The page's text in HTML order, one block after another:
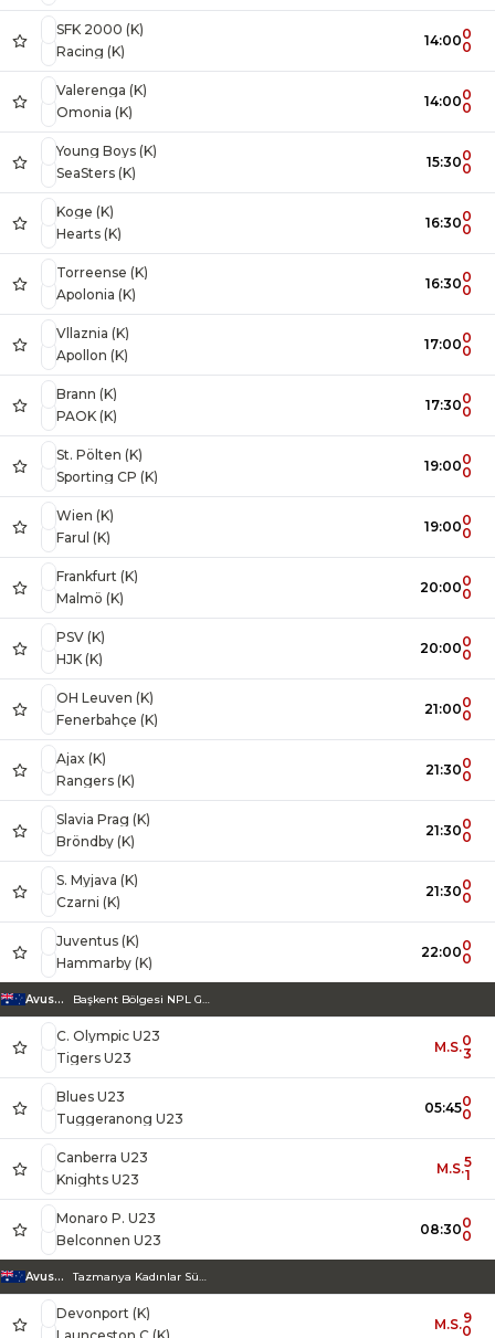
SFK 2000 (K)
Racing (K)
14:000
0
Valerenga (K)
Omonia (K)
14:000
0
Young Boys (K)
SeaSters (K)
15:300
0
Koge (K)
Hearts (K)
16:300
0
Torreense (K)
Apolonia (K)
16:300
0
Vllaznia (K)
Apollon (K)
17:000
0
Brann (K)
PAOK (K)
17:300
0
St. Pölten (K)
Sporting CP (K)
19:000
0
Wien (K)
Farul (K)
19:000
0
Frankfurt (K)
Malmö (K)
20:000
0
PSV (K)
HJK (K)
20:000
0
OH Leuven (K)
Fenerbahçe (K)
21:000
0
Ajax (K)
Rangers (K)
21:300
0
Slavia Prag (K)
Bröndby (K)
21:300
0
S. Myjava (K)
Czarni (K)
21:300
0
Juventus (K)
Hammarby (K)
22:000
0
Avustralya
C. Olympic U23
Tigers U23
M.S.0
3
Blues U23
Tuggeranong U23
05:450
0
Canberra U23
Knights U23
M.S.5
1
Monaro P. U23
Belconnen U23
08:300
0
Avustralya
Devonport (K)
M.S.9
0